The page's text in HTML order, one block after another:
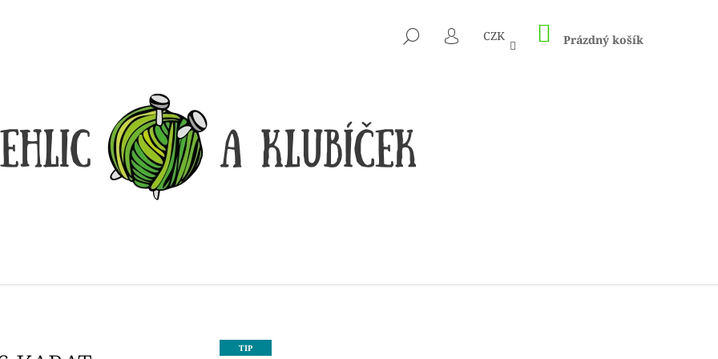
HLEDAT
PŘIHLÁŠENÍ
CZK NÁKUPNÍ
KOŠÍK
Prázdný košík
TIP
CO POTŘEBUJETE NAJÍT?
HLEDAT
14 Kč
165 Kč